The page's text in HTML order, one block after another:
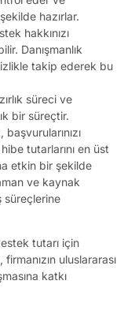
hazırlar.
hakkınızı
Danışmanlık
takip ederek bu
süreci ve
bir süreçtir.
tutarlarını en üst
etkin bir şekilde
ve kaynak
süreçlerine
tutarı için
uluslararası
katkı